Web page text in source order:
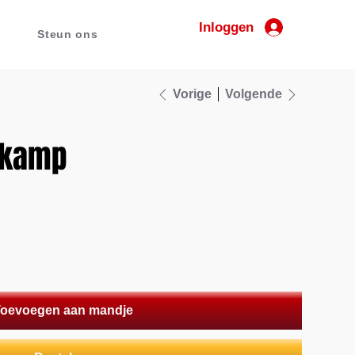
Steun ons Inloggen
Vorige Volgende
aan mandje